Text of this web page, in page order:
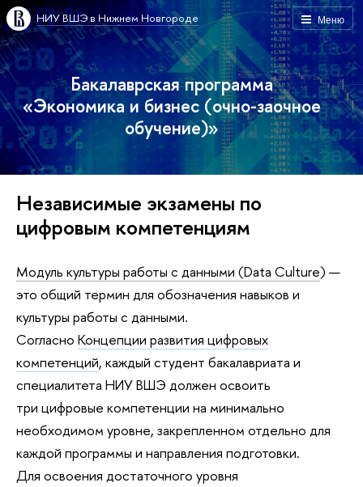
Меню
НИУ ВШЭ в Нижнем Новгороде
Бакалаврская программа
«Экономика и бизнес (очно-заочное
обучение)»
Независимые экзамены по
цифровым компетенциям
Модуль культуры работы с данными (Data Culture) —
это общий термин для обозначения навыков и
культуры работы с данными.
Согласно Концепции развития цифровых
компетенций, каждый студент бакалавриата и
специалитета НИУ ВШЭ должен освоить
три цифровые компетенции на минимально
необходимом уровне, закрепленном отдельно для
каждой программы и направления подготовки.
Для освоения достаточного уровня